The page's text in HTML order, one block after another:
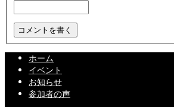
ホーム
イベント
お知らせ
参加者の声